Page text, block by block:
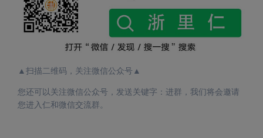
▲扫描二维码，关注微信公众号▲
您还可以关注微信公众号，发送关键字：进群，我们将会邀请
您进入仁和微信交流群。